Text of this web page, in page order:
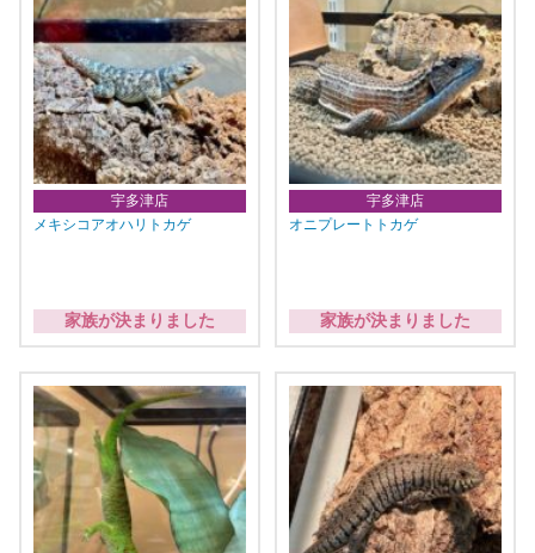
宇多津店
メキシコアオハリトカゲ
家族が決まりました
宇多津店
オニプレートトカゲ
家族が決まりました